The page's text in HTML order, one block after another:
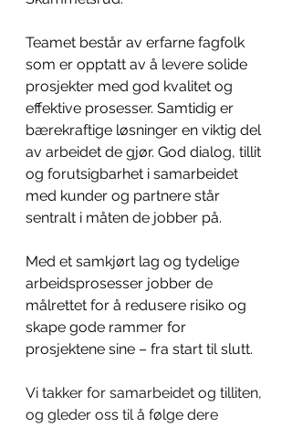
Teamet består av erfarne fagfolk
som er opptatt av å levere solide
prosjekter med god kvalitet og
effektive prosesser. Samtidig er
bærekraftige løsninger en viktig del
av arbeidet de gjør. God dialog, tillit
og forutsigbarhet i samarbeidet
med kunder og partnere står
sentralt i måten de jobber på.
Med et samkjørt lag og tydelige
arbeidsprosesser jobber de
målrettet for å redusere risiko og
skape gode rammer for
prosjektene sine – fra start til slutt.
Vi takker for samarbeidet og tilliten,
og gleder oss til å følge dere